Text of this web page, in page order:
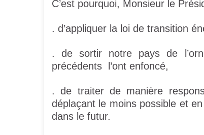
C’est pourquoi, Monsieur le
. d’appliquer la loi de transition
. de sortir notre pays de
précédents l’ont enfoncé,
. de traiter de manière
déplaçant le moins possible et
dans le futur.